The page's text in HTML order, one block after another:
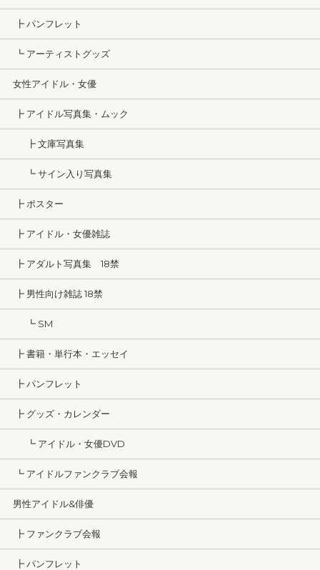
┣ パンフレット
┗ アーティストグッズ
女性アイドル・女優
┣ アイドル写真集・ムック
┣ 文庫写真集
┗ サイン入り写真集
┣ ポスター
┣ アイドル・女優雑誌
┣ アダルト写真集 18禁
┣ 男性向け雑誌 18禁
┗ SM
┣ 書籍・単行本・エッセイ
┣ パンフレット
┣ グッズ・カレンダー
┗ アイドル・女優DVD
┗ アイドルファンクラブ会報
男性アイドル&俳優
┣ ファンクラブ会報
┣ パンフレット